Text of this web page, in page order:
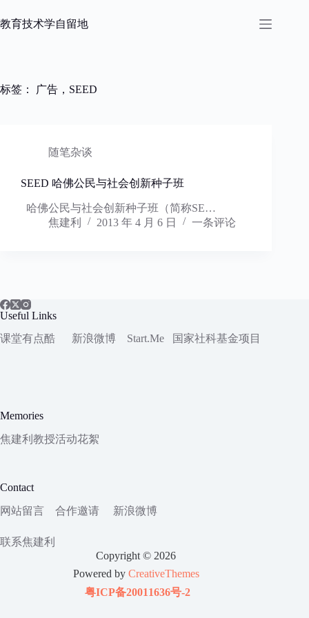
过
教育技术学自留地
标签： 广告，SEED
随笔杂谈
SEED 哈佛公民与社会创新种子班
哈佛公民与社会创新种子班（简称SE…
焦建利
2013 年 4 月 6 日 一条评论
Useful Links
课堂有点酷
新浪微博 Start.Me 国家社科基金项目
Memories
焦建利教授活动花絮
Contact
网站留言
合作邀请 新浪微博
联系焦建利
Copyright © 2026
Powered by CreativeThemes
粤ICP备20011636号-2